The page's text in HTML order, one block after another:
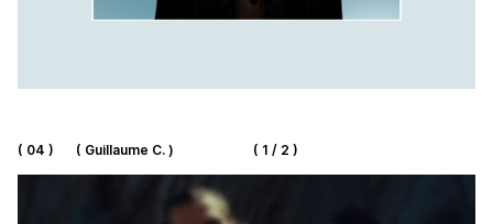
( 04 ) ( Guillaume C. ) ( 1 / 2 )